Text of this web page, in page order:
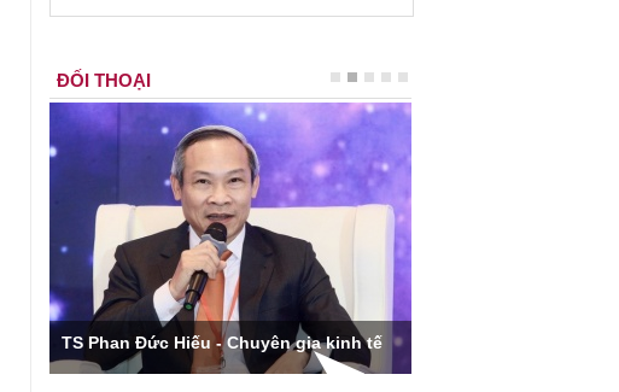
ĐỐI THOẠI
TS Phan Đức Hiếu - Chuyên gia kinh tế